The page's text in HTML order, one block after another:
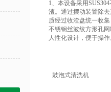
1、本设备采用
渣。通过摆动装置除
质经过收渣盘统一收
不锈钢丝波纹方形孔
人性化设计，便于操
鼓泡式清洗机